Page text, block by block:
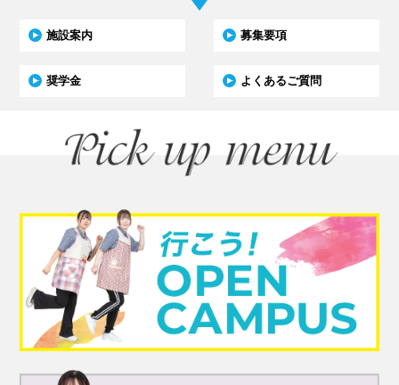
施設案内 募集要項
奨学金 よくあるご質問